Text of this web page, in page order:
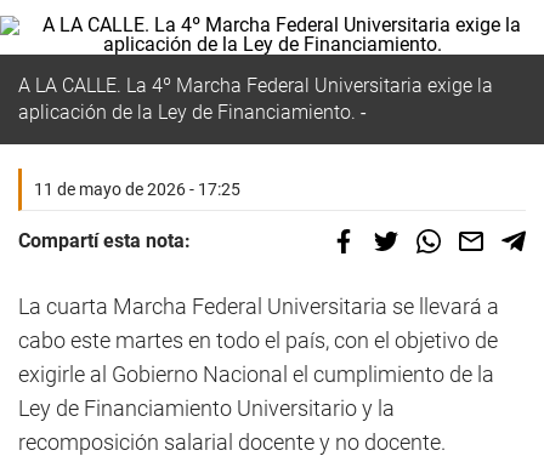
A LA CALLE. La 4º Marcha Federal Universitaria exige la
aplicación de la Ley de Financiamiento.
11 de mayo de 2026 - 17:25
Compartí esta nota:
La cuarta Marcha Federal Universitaria se llevará a
cabo este martes en todo el país, con el objetivo de
exigirle al Gobierno Nacional el cumplimiento de la
Ley de Financiamiento Universitario y la
recomposición salarial docente y no docente.